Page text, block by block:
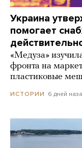
Украина
помогает
«Медуза»
фронта на
пластиковые
ИСТОРИИ 6 дней